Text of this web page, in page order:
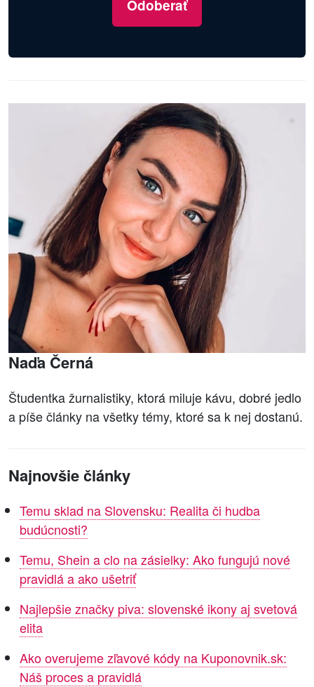
Odoberať
Naďa Černá
Študentka žurnalistiky, ktorá miluje kávu, dobré jedlo
a píše články na všetky témy, ktoré sa k nej dostanú.
Najnovšie články
Temu sklad na Slovensku: Realita či hudba
budúcnosti?
Temu, Shein a clo na zásielky: Ako fungujú nové
pravidlá a ako ušetriť
Najlepšie značky piva: slovenské ikony aj svetová
elita
Ako overujeme zľavové kódy na Kuponovnik.sk:
Náš proces a pravidlá